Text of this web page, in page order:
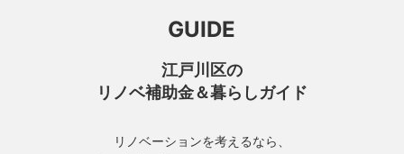
GUIDE
江戸川区の
リノベ補助金＆暮らしガイド
リノベーションを考えるなら、